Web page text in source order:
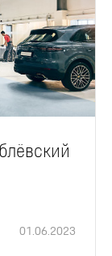
01.06.2023